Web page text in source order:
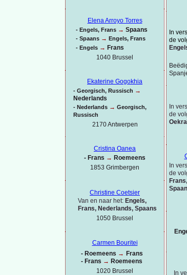
In
de
In
de
In
de
In
Elena Arroyo Torres
- Engels, Frans → Spaans
- Spaans → Engels, Frans
- Engels → Frans
1040 Brussel
Ekaterine Gogokhia
- Georgisch, Russisch →
Nederlands
- Nederlands → Georgisch,
Russisch
2170 Antwerpen
Cristina Oanea
- Frans → Roemeens
1853 Grimbergen
Christine Coetsier
Van en naar het: Engels,
Frans, Nederlands, Spaans
1050 Brussel
Carmen Bouritei
- Roemeens → Frans
- Frans → Roemeens
1020 Brussel